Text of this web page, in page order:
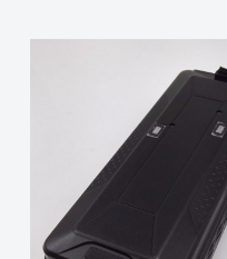
Технические
Размеры, мм:
Диапазон:
GPS-модуль: